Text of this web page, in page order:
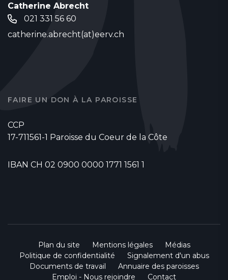
Catherine Abrecht
021 331 56 60
catherine.abrecht(at)eerv.ch
FAIRE UN DON À LA PAROISSE
CCP
17-711561-1 Paroisse du Coeur de la Côte
IBAN CH 02 0900 0000 1771 1561 1
Plan du site Mentions légales
Médias
Politique de confidentialité
Signalement d'un abus
Documents de travail
Annuaire des paroisses
Emploi - Nous rejoindre
Contact